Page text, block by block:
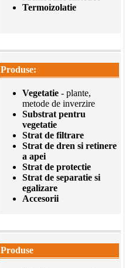
Termoizolatie
Produse:
Vegetatie - plante,
metode de inverzire
Substrat pentru
vegetatie
Strat de filtrare
Strat de dren si retinere
a apei
Strat de protectie
Strat de separatie si
egalizare
Accesorii
Produse